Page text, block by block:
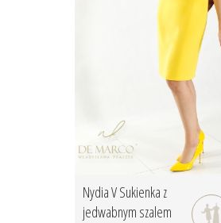
Nydia V Sukienka z
jedwabnym szalem